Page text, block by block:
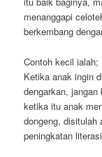
menanggapi
berkembang
Contoh kecil ialah;
Ketika anak ingin
dengarkan,
ketika itu anak
dongeng, disitulah
peningkatan